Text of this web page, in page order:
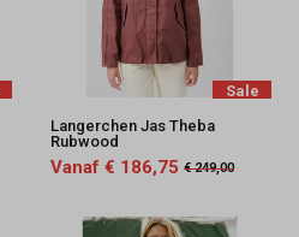
Sale
Langerchen Jas Theba
Rubwood
Vanaf € 186,75 € 249,00